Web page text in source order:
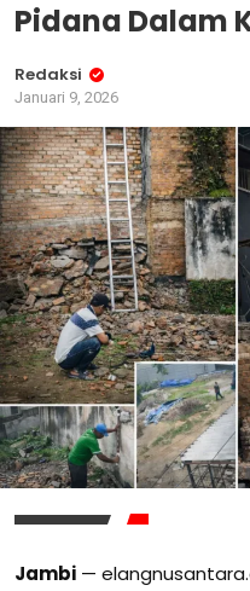
Pidana Dalam
Redaksi
Januari 9, 2026
Jambi —